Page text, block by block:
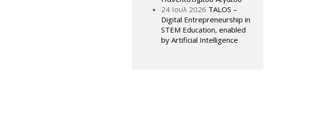
24 Ιουλ 2026 TALOS –
Digital Entrepreneurship in
STEM Education, enabled
by Artificial Intelligence